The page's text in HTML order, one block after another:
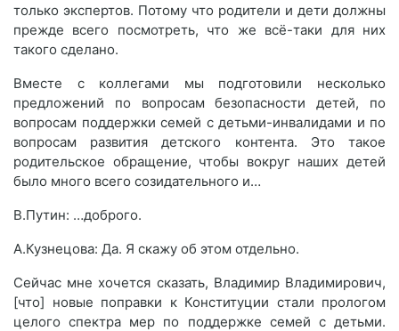
только экспертов. Потому что родители и дети должны
прежде всего посмотреть, что же всё-таки для них
такого сделано.
Вместе с коллегами мы подготовили несколько
предложений по вопросам безопасности детей, по
вопросам поддержки семей с детьми-инвалидами и по
вопросам развития детского контента. Это такое
родительское обращение, чтобы вокруг наших детей
было много всего созидательного и…
В.Путин: …доброго.
А.Кузнецова: Да. Я скажу об этом отдельно.
Сейчас мне хочется сказать, Владимир Владимирович,
[что] новые поправки к Конституции стали прологом
целого спектра мер по поддержке семей с детьми.